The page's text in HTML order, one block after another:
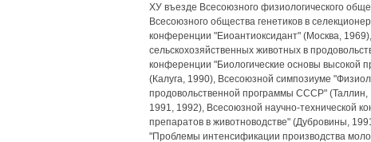
ХУ въезде Всесоюзного физиологического
Всесоюзного общества генетиков в
конференции "Еиоантиоксидант" (Москва,
сельскохозяйственных животных в
конференции "Биологические основы высокой
(Калуга, 1990), Всесоюзной симпозиуме
продовольственной программы СССР" (Таллин,
1991, 1992), Всесоюзной научно-технической
препаратов в животноводстве" (Дубровины,
"Проблемы интенсификации производства